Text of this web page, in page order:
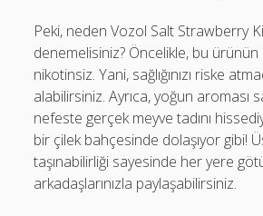
Peki, neden Vozol Salt Strawberry
denemelisiniz? Öncelikle, bu
nikotinsiz. Yani, sağlığınızı riske
alabilirsiniz. Ayrıca, yoğun aroması
nefeste gerçek meyve tadını
bir çilek bahçesinde dolaşıyor gibi!
taşınabilirliği sayesinde her yere
arkadaşlarınızla paylaşabilirsiniz.